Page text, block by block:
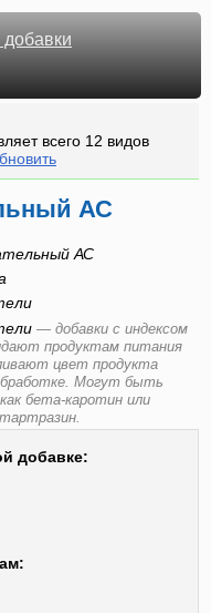
всего 12 видов
АС
АС
— добавки с индексом
продуктам питания
цвет продукта
Могут быть
бета-каротин или
добавке: